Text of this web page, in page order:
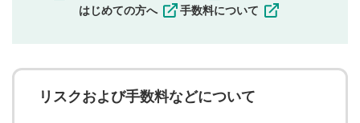
一度投稿した評価およびコメントの変更・削除はできま
に関する著作者人格権を行使しないことに同意します。利
用者が投稿したコメントは、当社サービスの広告・宣伝、
はじめての方へ
手数料について
リスクおよび手数料などについて